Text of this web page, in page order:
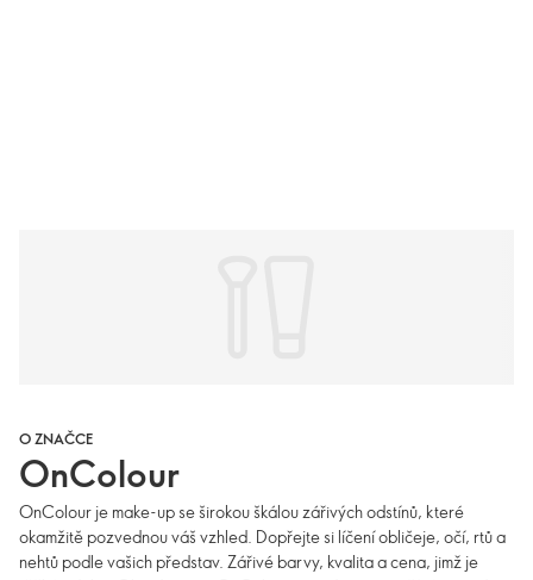
O ZNAČCE
OnColour
OnColour je make-up se širokou škálou zářivých odstínů, které
okamžitě pozvednou váš vzhled. Dopřejte si líčení obličeje, očí, rtů a
nehtů podle vašich představ. Zářivé barvy, kvalita a cena, jimž je